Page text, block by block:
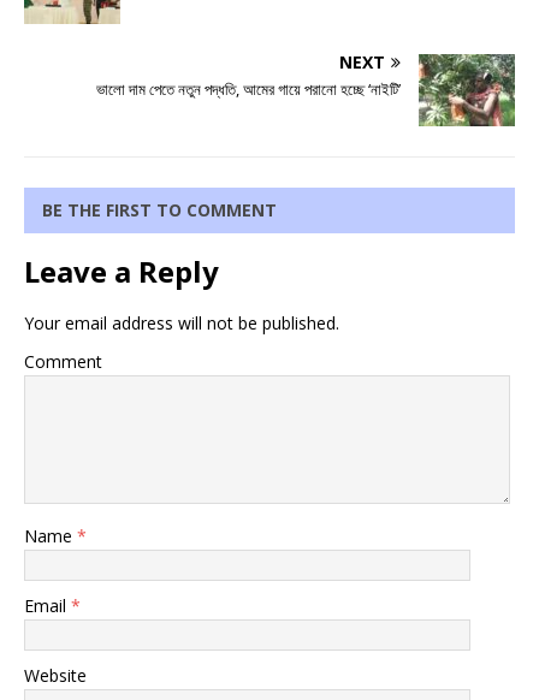
NEXT
ভালো দাম পেতে নতুন পদ্ধতি, আমের গায়ে পরানো হচ্ছে ‘নাইটি’
BE THE FIRST TO COMMENT
Leave a Reply
Your email address will not be published.
Comment
Name *
Email *
Website